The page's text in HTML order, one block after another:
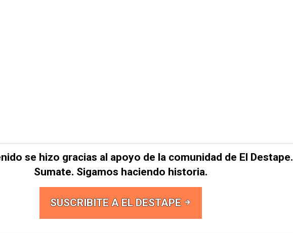
se hizo gracias al apoyo de la comunidad de El Destape.
Sumate. Sigamos haciendo historia.
SUSCRIBITE A EL DESTAPE